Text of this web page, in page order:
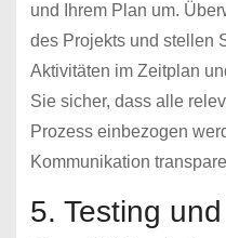
und Ihrem Plan um.
des Projekts und stellen
Aktivitäten im Zeitplan
Sie sicher, dass alle
Prozess einbezogen
Kommunikation
5. Testing und